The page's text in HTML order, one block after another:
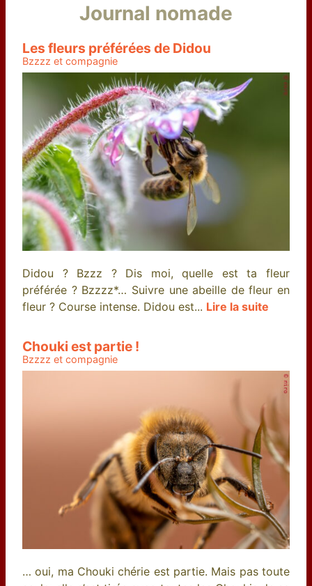
Journal nomade
Les fleurs préférées de Didou
Bzzzz et compagnie
Didou ? Bzzz ? Dis moi, quelle est ta fleur
préférée ? Bzzzz*… Suivre une abeille de fleur en
fleur ? Course intense. Didou est... Lire la suite
Chouki est partie !
Bzzzz et compagnie
… oui, ma Chouki chérie est partie. Mais pas toute